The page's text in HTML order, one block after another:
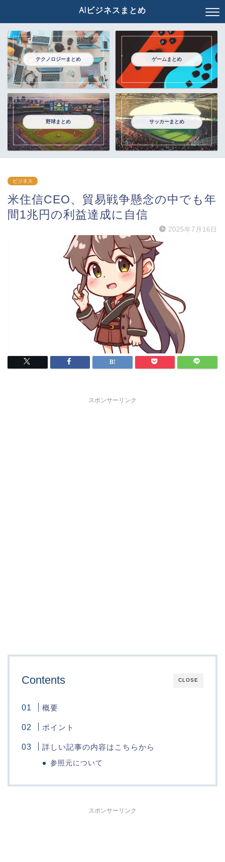
AIビジネスまとめ
テクノロジーまとめ ゲームまとめ
野球まとめ サッカーまとめ
ビジネス
米住信CEO、貿易戦争懸念の中でも年
間1兆円の利益達成に自信
2025年7月16日
スポンサーリンク
CLOSE
Contents
概要
ポイント
詳しい記事の内容はこちらから
参照元について
スポンサーリンク